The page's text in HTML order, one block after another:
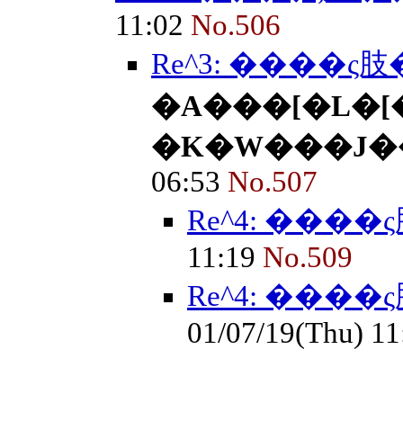
11:02 No.506
Re^3: ����ς
06:53 No.507
Re^4:
11:19 No.509
Re^4:
01/07/19(Thu)